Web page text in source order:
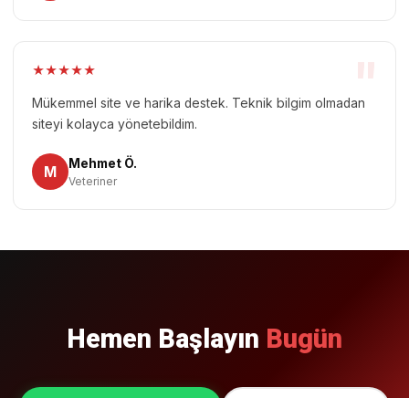
"
★★★★★
Mükemmel site ve harika destek. Teknik bilgim olmadan
siteyi kolayca yönetebildim.
M Mehmet Ö.
Veteriner
Hemen Başlayın Bugün